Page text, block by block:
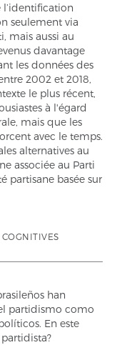
l’identification
seulement via
mais aussi au
davantage
les données des
2002 et 2018,
le plus récent,
à l'égard
mais que les
avec le temps.
alternatives au
associée au Parti
partisane basée sur
han
partidismo como
En este